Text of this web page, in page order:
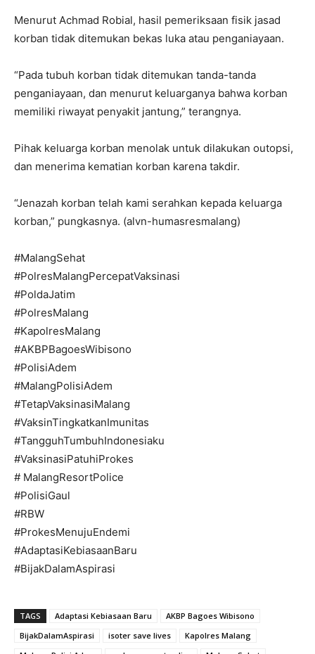
Menurut Achmad Robial, hasil pemeriksaan fisik jasad
korban tidak ditemukan bekas luka atau penganiayaan.
“Pada tubuh korban tidak ditemukan tanda-tanda
penganiayaan, dan menurut keluarganya bahwa korban
memiliki riwayat penyakit jantung,” terangnya.
Pihak keluarga korban menolak untuk dilakukan outopsi,
dan menerima kematian korban karena takdir.
“Jenazah korban telah kami serahkan kepada keluarga
korban,” pungkasnya. (alvn-humasresmalang)
#MalangSehat
#PolresMalangPercepatVaksinasi
#PoldaJatim
#PolresMalang
#KapolresMalang
#AKBPBagoesWibisono
#PolisiAdem
#MalangPolisiAdem
#TetapVaksinasiMalang
#VaksinTingkatkanImunitas
#TangguhTumbuhIndonesiaku
#VaksinasiPatuhiProkes
# MalangResortPolice
#PolisiGaul
#RBW
#ProkesMenujuEndemi
#AdaptasiKebiasaanBaru
#BijakDalamAspirasi
TAGS Adaptasi Kebiasaan Baru
AKBP Bagoes Wibisono
BijakDalamAspirasi
isoter save lives
Kapolres Malang